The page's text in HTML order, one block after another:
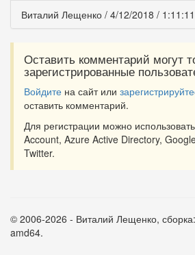
Виталий Лещенко / 4/12/2018 /
Оставить комментарий могут
зарегистрированные
Войдите на сайт или
оставить комментарий.
Для регистрации можно
Account, Azure Active Directory,
Twitter.
© 2006-2026 - Виталий Лещенко, сборка:
amd64.